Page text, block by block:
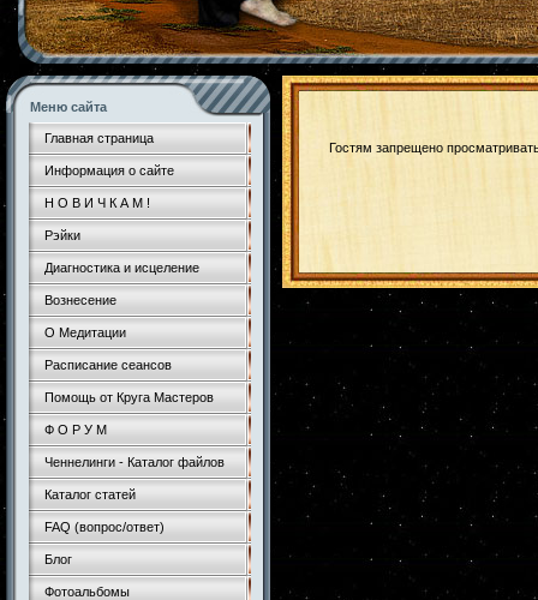
Меню сайта
Главная страница
Информация о сайте
Н О В И Ч К А М !
Рэйки
Диагностика и исцеление
Вознесение
О Медитации
Расписание сеансов
Помощь от Круга Мастеров
Ф О Р У М
Ченнелинги - Каталог файлов
Каталог статей
FAQ (вопрос/ответ)
Блог
Фотоальбомы
Гостям запрещено